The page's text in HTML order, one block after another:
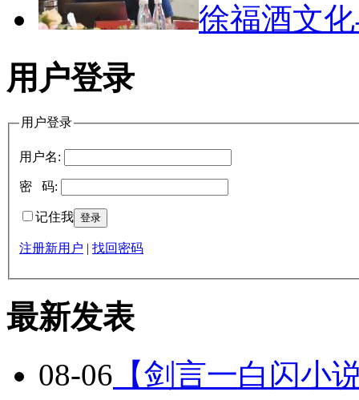
徐福酒文
用户登录
用户登录
用户名:
密 码:
记住我
注册新用户 | 找回密码
最新发表
08-06 【剑言一白闪小